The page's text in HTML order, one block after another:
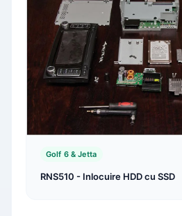
Golf 6 & Jetta
RNS510 - Inlocuire HDD cu SSD